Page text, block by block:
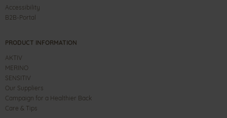
Accessibility
B2B-Portal
PRODUCT INFORMATION
AKTIV
MERINO
SENSITIV
Our Suppliers
Campaign for a Healthier Back
Care & Tips